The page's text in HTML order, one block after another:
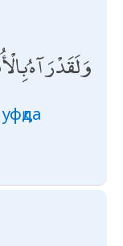
وَلَقَدْ رَآهُ